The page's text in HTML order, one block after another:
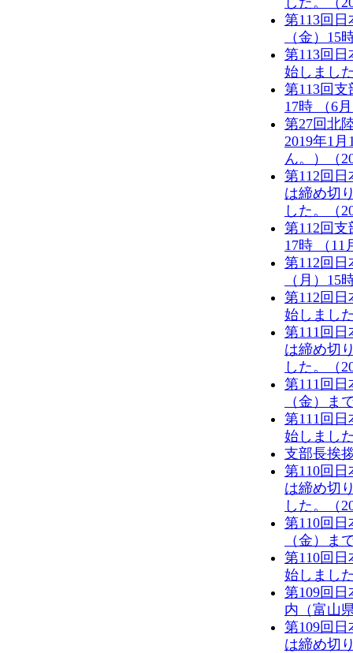
第113回
（金）15
第113回
始しまし
第113回
17時 （6
第27回北
2019年1
ん。）（
第112回
は締め切
した。（
第112回
17時 （11
第112回
（月）15
第112回
始しまし
第111回
は締め切
した。（
第111回
（金）ま
第111回
始しまし
支部長挨
第110回
は締め切
した。（
第110回
（金）ま
第110回
始しまし
第109回
内（富山
第109回
は締め切